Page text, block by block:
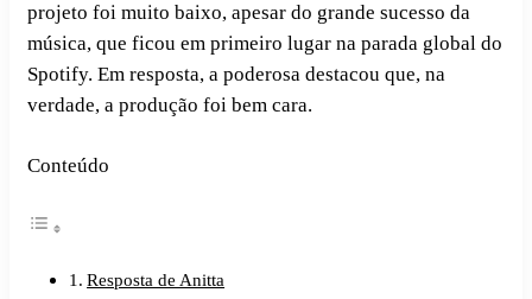
projeto foi muito baixo, apesar do grande sucesso da
música, que ficou em primeiro lugar na parada global do
Spotify. Em resposta, a poderosa destacou que, na
verdade, a produção foi bem cara.
Conteúdo
Resposta de Anitta